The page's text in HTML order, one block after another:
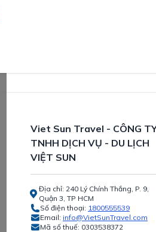
Viet Sun Travel - CÔNG
TNHH DỊCH VỤ - DU LỊCH
VIỆT SUN
Địa chỉ: 240 Lý Chính Thắng, P. 9,
Quận 3, TP HCM
Số điện thoại: 1800555539
Email: info@VietSunTravel.com
Mã số thuế: 0303538372